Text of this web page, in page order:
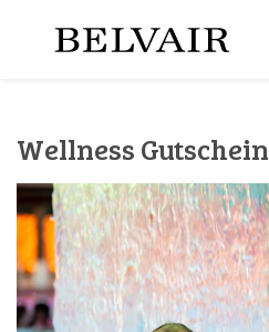
Wellness Gutschein